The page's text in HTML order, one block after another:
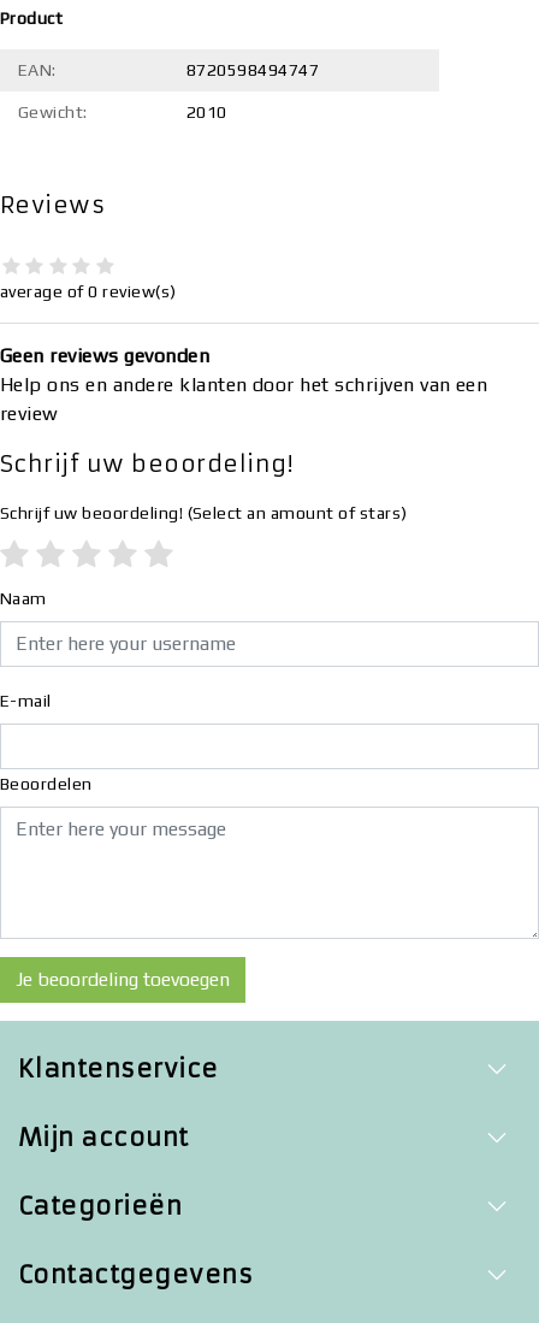
Product
EAN: 8720598494747
Gewicht: 2010
Reviews
average of 0 review(s)
Geen reviews gevonden
Help ons en andere klanten door het schrijven van een
review
Schrijf uw beoordeling!
Schrijf uw beoordeling! (Select an amount of stars)
Naam
E-mail
Beoordelen
Je beoordeling toevoegen
Klantenservice
Mijn account
Categorieën
Contactgegevens